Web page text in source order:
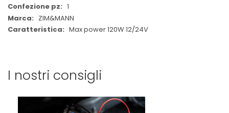
1
ZIM&MANN
Max power 120W 12/24V
I nostri consigli